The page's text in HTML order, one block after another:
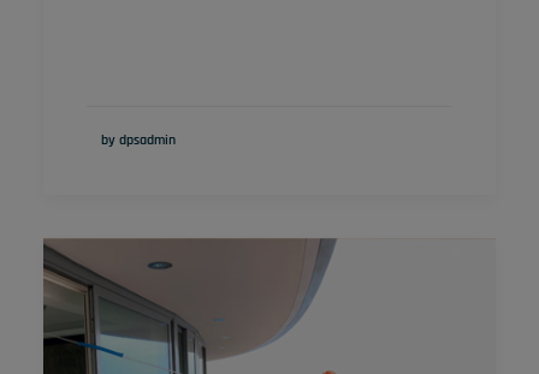
by dpsadmin